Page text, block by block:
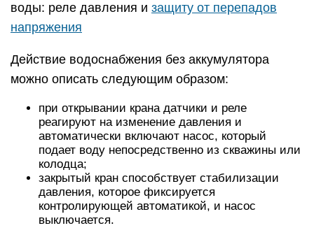
воды: реле давления и защиту от перепадов
напряжения
Действие водоснабжения без аккумулятора
можно описать следующим образом:
при открывании крана датчики и реле
реагируют на изменение давления и
автоматически включают насос, который
подает воду непосредственно из скважины или
колодца;
закрытый кран способствует стабилизации
давления, которое фиксируется
контролирующей автоматикой, и насос
выключается.